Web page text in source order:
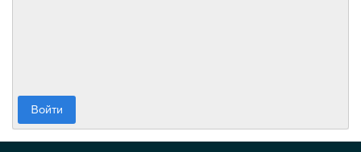
Войти